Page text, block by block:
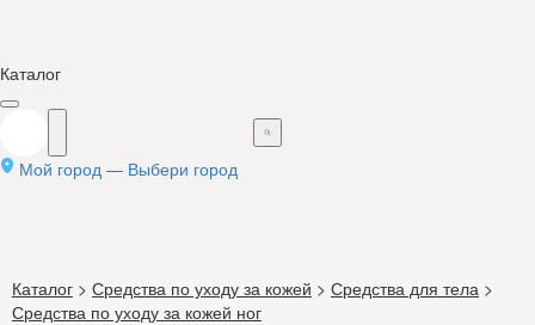
Каталог
Мой город — Выбери город
Каталог > Средства по уходу за кожей > Средства для тела >
Средства по уходу за кожей ног